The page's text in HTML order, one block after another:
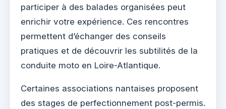
participer à des balades organisées peut
enrichir votre expérience. Ces rencontres
permettent d’échanger des conseils
pratiques et de découvrir les subtilités de la
conduite moto en Loire-Atlantique.
Certaines associations nantaises proposent
des stages de perfectionnement post-permis.